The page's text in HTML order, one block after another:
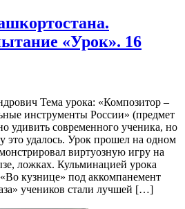
«Урок». 16
Тема урока: «Композитор –
инструменты России» (предмет
удивить современного ученика, но
это удалось. Урок прошел на одном
виртуозную игру на
ложках. Кульминацией урока
кузнице» под аккомпанемент
учеников стали лучшей […]